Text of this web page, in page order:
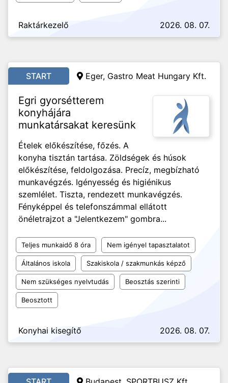
Raktárkezelő 2026. 08. 07.
START Eger, Gastro Meat Hungary Kft.
Egri gyorsétterem
konyhájára
munkatársakat keresünk
Ételek előkészítése, főzés. A
konyha tisztán tartása. Zöldségek és húsok
előkészítése, feldolgozása. Precíz, megbízható
munkavégzés. Igényesség és higiénikus
szemlélet. Tiszta, rendezett munkavégzés.
Fényképpel és telefonszámmal ellátott
önéletrajzot a "Jelentkezem" gombra...
Teljes munkaidő 8 óra Nem igényel tapasztalatot
Általános iskola Szakiskola / szakmunkás képző
Nem szükséges nyelvtudás Beosztás szerinti
Beosztott
Konyhai kisegítő 2026. 08. 07.